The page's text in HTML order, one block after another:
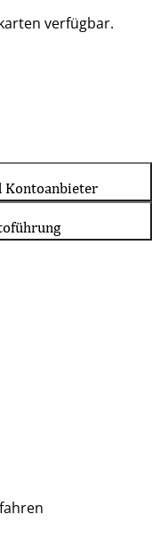
verfügbar.
Kontoanbieter